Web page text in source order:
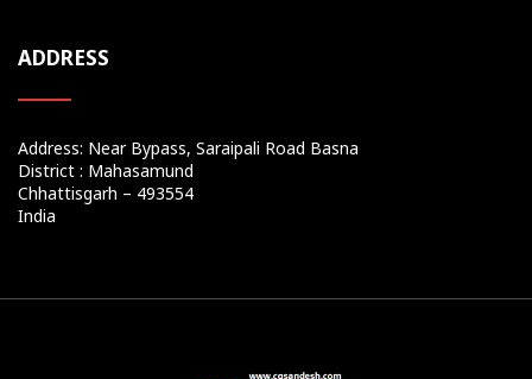
ADDRESS
Address: Near Bypass, Saraipali Road Basna
District : Mahasamund
Chhattisgarh – 493554
India